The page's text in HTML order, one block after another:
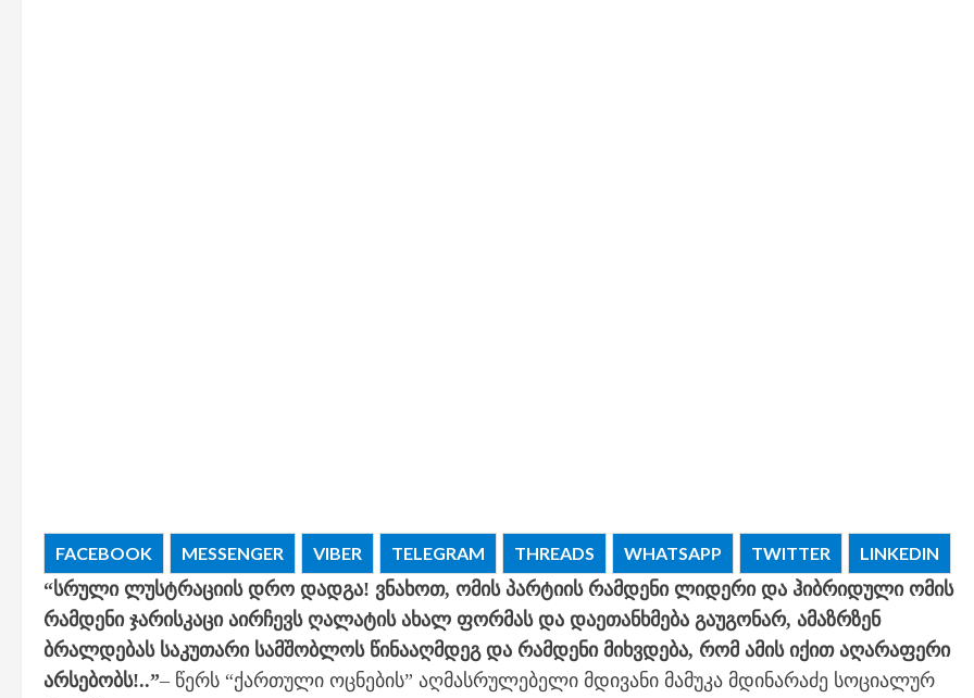
FACEBOOK MESSENGER VIBER TELEGRAM THREADS WHATSAPP TWITTER LINKEDIN
“სრული ლუსტრაციის დრო დადგა! ვნახოთ, ომის პარტიის რამდენი ლიდერი და ჰიბრიდული ომის
რამდენი ჯარისკაცი აირჩევს ღალატის ახალ ფორმას და დაეთანხმება გაუგონარ, ამაზრზენ
ბრალდებას საკუთარი სამშობლოს წინააღმდეგ და რამდენი მიხვდება, რომ ამის იქით აღარაფერი
არსებობს!..”– წერს “ქართული ოცნების” აღმასრულებელი მდივანი მამუკა მდინარაძე სოციალურ